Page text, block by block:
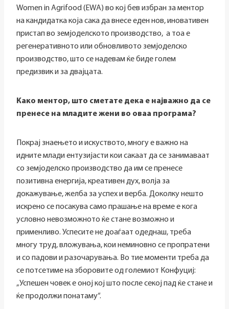
Women in Agrifood (EWA) во кој бев избран за ментор
на кандидатка која сака да внесе еден нов, иновативен
пристап во земјоделското производство, а тоа е
регенеративното или обновливото земјоделско
производство, што се надевам ќе биде голем
предизвик и за двајцата.
Како ментор, што сметате дека е најважно да се
пренесе на младите жени во оваа програма?
Покрај знаењето и искуството, многу е важно на
идните млади ентузијасти кои сакаат да се занимаваат
со земјоделско производство да им се пренесе
позитивна енергија, креативен дух, волја за
докажување, желба за успех и верба. Доколку нешто
искрено се посакува само прашање на време е кога
условно невозможното ќе стане возможно и
применливо. Успесите не доаѓаат одеднаш, треба
многу труд, вложувања, кои неминовно се пропратени
и со падови и разочарувања. Во тие моменти треба да
се потсетиме на зборовите од големиот Конфуциј:
„Успешен човек е оној кој што после секој пад ќе стане и
ќе продолжи понатаму“.